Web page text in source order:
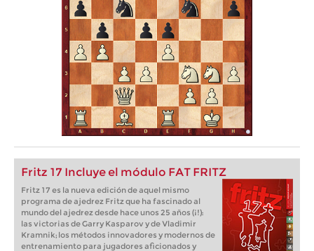
Fritz 17 Incluye el módulo FAT FRITZ
Fritz 17 es la nueva edición de aquel mismo
programa de ajedrez Fritz que ha fascinado al
mundo del ajedrez desde hace unos 25 años (¡!):
las victorias de Garry Kasparov y de Vladimir
Kramnik; los métodos innovadores y modernos de
entrenamiento para jugadores aficionados y